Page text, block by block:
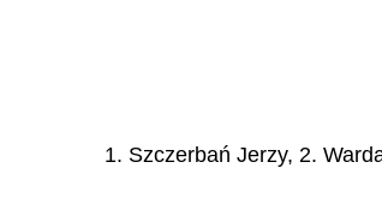
1. Szczerbań Jerzy, 2.